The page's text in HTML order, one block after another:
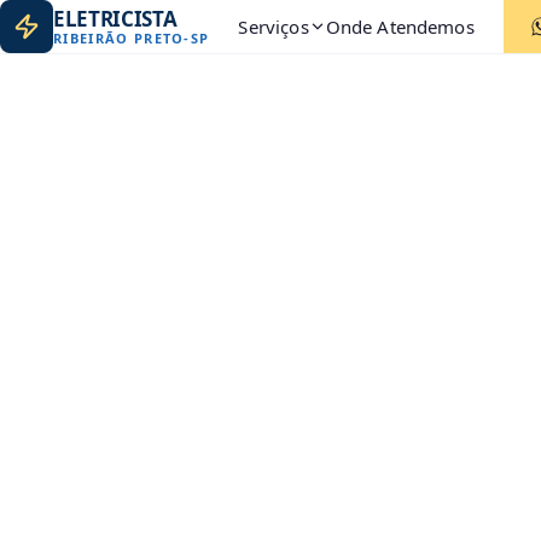
ELETRICISTA
RIBEIRÃO PRETO-SP Serviços Onde Atendemos